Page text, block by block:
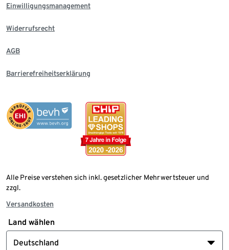
Einwilligungsmanagement
Widerrufsrecht
AGB
Barrierefreiheitserklärung
Alle Preise verstehen sich inkl. gesetzlicher Mehrwertsteuer und
zzgl.
Versandkosten
Land wählen
Deutschland